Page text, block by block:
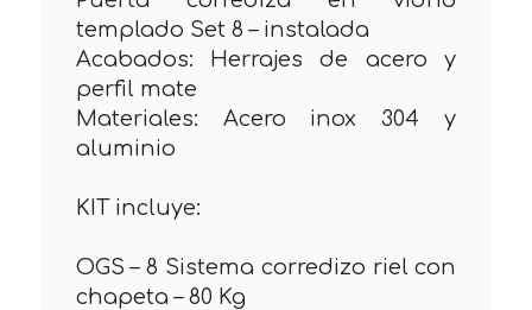
templado Set 8 – instalada
Acabados: Herrajes de acero y
perfil mate
Materiales: Acero inox 304 y
aluminio
KIT incluye:
OGS – 8 Sistema corredizo riel con
chapeta – 80 Kg